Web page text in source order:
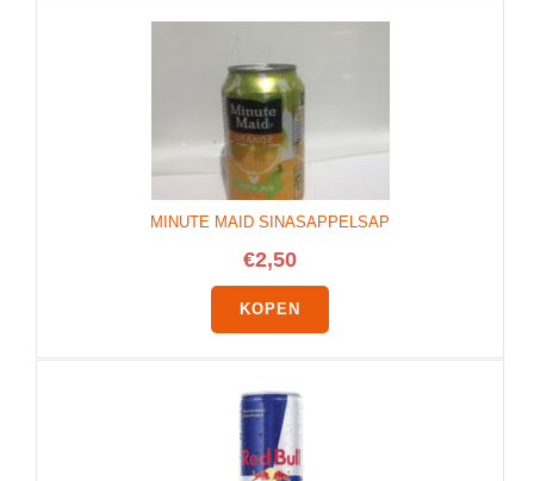
MINUTE MAID SINASAPPELSAP
€2,50
KOPEN